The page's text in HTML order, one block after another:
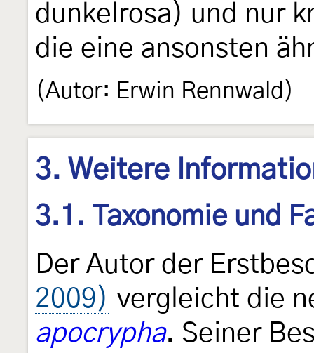
dunkelrosa) und nur
die eine ansonsten
(Autor: Erwin Rennwald)
3. Weitere
3.1. Taxonomie und
Der Autor der
2009) vergleicht die
apocrypha. Seiner